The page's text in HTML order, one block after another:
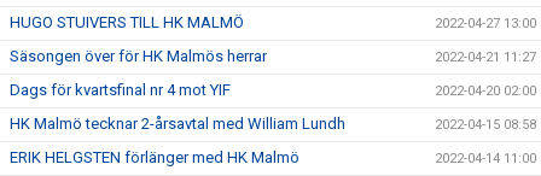
HUGO STUIVERS TILL HK MALMÖ 2022-04-27 13:00
Säsongen över för HK Malmös herrar 2022-04-21 11:27
Dags för kvartsfinal nr 4 mot YIF 2022-04-20 02:00
HK Malmö tecknar 2-årsavtal med William Lundh 2022-04-15 08:58
ERIK HELGSTEN förlänger med HK Malmö 2022-04-14 11:00